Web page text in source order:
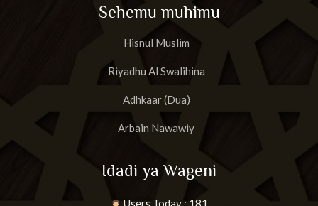
Sehemu muhimu
Hisnul Muslim
Riyadhu Al Swalihina
Adhkaar (Dua)
Arbain Nawawiy
Idadi ya Wageni